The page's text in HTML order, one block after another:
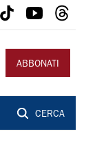
ABBONATI
CERCA